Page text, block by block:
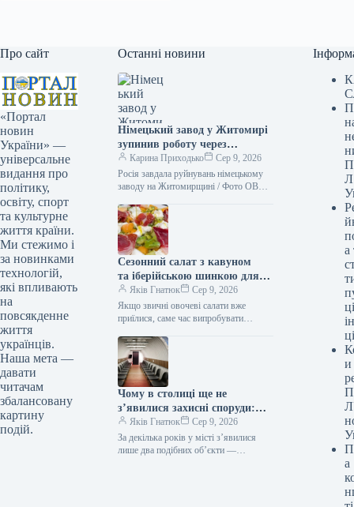
Про сайт
«Портал
новин
України» —
універсальне
видання про
політику,
освіту, спорт
та культурне
життя країни.
Ми стежимо і
за новинками
технологій,
які впливають
на
повсякденне
життя
українців.
Наша мета —
давати
читачам
збалансовану
картину
подій.
Останні новини
Німецький завод у Житомирі
зупинив роботу через
російську атаку, що зачепило
3500 працівників.
Карина Приходько
Сер 9, 2026
Росія завдала руйнувань німецькому
заводу на Житомирщині / Фото ОВА
на Житомир. Внаслідок обстрілу
постраждало…
Сезонний салат з кавуном
та іберійською шинкою для
цінителів вишуканих смаків
Яків Гнатюк
Сер 9, 2026
Якщо звичні овочеві салати вже
приїлися, саме час випробувати
фудблогерів у всьому світі. Солодка
диня, вершковий сир…
Чому в столиці ще не
з’явилися захисні споруди:
відповідь спантеличить
Яків Гнатюк
Сер 9, 2026
За декілька років у місті з’явилися
лише два подібних об’єкти —
Л
а
ці
и
а